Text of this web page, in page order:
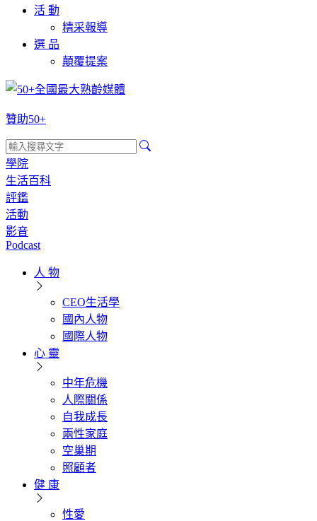
活 動
精采報導
選 品
顛覆提案
贊助50+
學院
生活百科
評鑑
活動
影音
Podcast
人 物
CEO生活學
國內人物
國際人物
心 靈
中年危機
人際關係
自我成長
兩性家庭
空巢期
照顧者
健 康
性愛